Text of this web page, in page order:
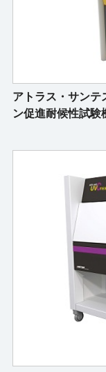
アトラス・サンテ
ン促進耐候性試験